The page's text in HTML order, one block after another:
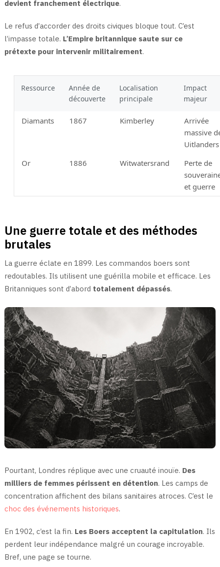
devient franchement électrique.
Le refus d’accorder des droits civiques bloque tout. C’est
l’impasse totale. L’Empire britannique saute sur ce
prétexte pour intervenir militairement.
Ressource
Année de
découverte
Localisation
principale
Impact
majeur
Diamants 1867 Kimberley
Arrivée
massive
Uitlanders
Or
1886 Witwatersrand
Perte de
et guerre
Une guerre totale et des méthodes
brutales
La guerre éclate en 1899. Les commandos boers sont
redoutables. Ils utilisent une guérilla mobile et efficace. Les
Britanniques sont d’abord totalement dépassés.
Pourtant, Londres réplique avec une cruauté inouïe. Des
milliers de femmes périssent en détention. Les camps de
concentration affichent des bilans sanitaires atroces. C’est le
choc des événements historiques.
En 1902, c’est la fin. Les Boers acceptent la capitulation. Ils
perdent leur indépendance malgré un courage incroyable.
Bref, une page se tourne.